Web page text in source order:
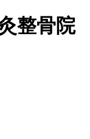
整骨院